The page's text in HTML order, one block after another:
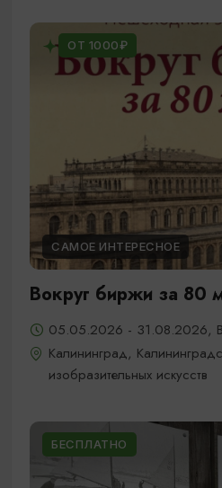
ОТ 1000₽
САМОЕ ИНТЕРЕСНОЕ
Вокруг биржи за 80
05.05.2026 - 31.08.2026,
Калининград,
изобразительных искусств
БЕСПЛАТНО